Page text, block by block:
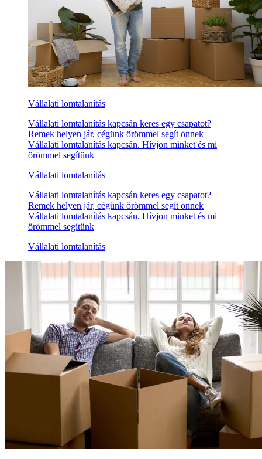
Vállalati lomtalanítás
Vállalati lomtalanítás kapcsán keres egy csapatot?
Remek helyen jár, cégünk örömmel segít önnek
Vállalati lomtalanítás kapcsán. Hívjon minket és mi
örömmel segítünk
Vállalati lomtalanítás
Vállalati lomtalanítás kapcsán keres egy csapatot?
Remek helyen jár, cégünk örömmel segít önnek
Vállalati lomtalanítás kapcsán. Hívjon minket és mi
örömmel segítünk
Vállalati lomtalanítás